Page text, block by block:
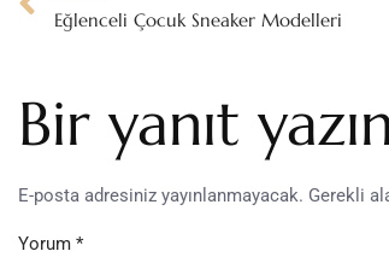
Eğlenceli Çocuk Sneaker Modelleri
Bir yanıt
E-posta adresiniz yayınlanmayacak. Gerekli
Yorum *